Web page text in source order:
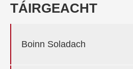
TÁIRGEACHT
Boinn Soladach